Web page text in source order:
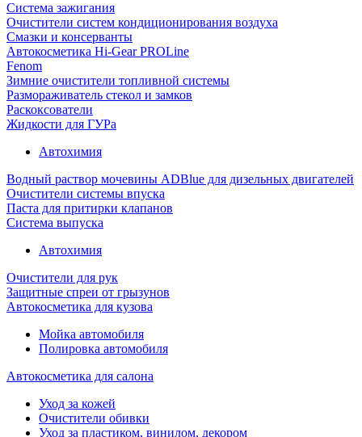
Система зажигания
Очистители систем кондиционирования воздуха
Смазки и консерванты
Автокосметика Hi-Gear PROLine
Fenom
Зимние очистители топливной системы
Размораживатель стекол и замков
Раскоксователи
Жидкости для ГУРа
Автохимия
Водный раствор мочевины ADBlue для дизельных двигателей
Очистители системы впуска
Паста для притирки клапанов
Система выпуска
Автохимия
Очистители для рук
Защитные спреи от грызунов
Автокосметика для кузова
Мойка автомобиля
Полировка автомобиля
Автокосметика для салона
Уход за кожей
Очистители обивки
Уход за пластиком, винилом, декором